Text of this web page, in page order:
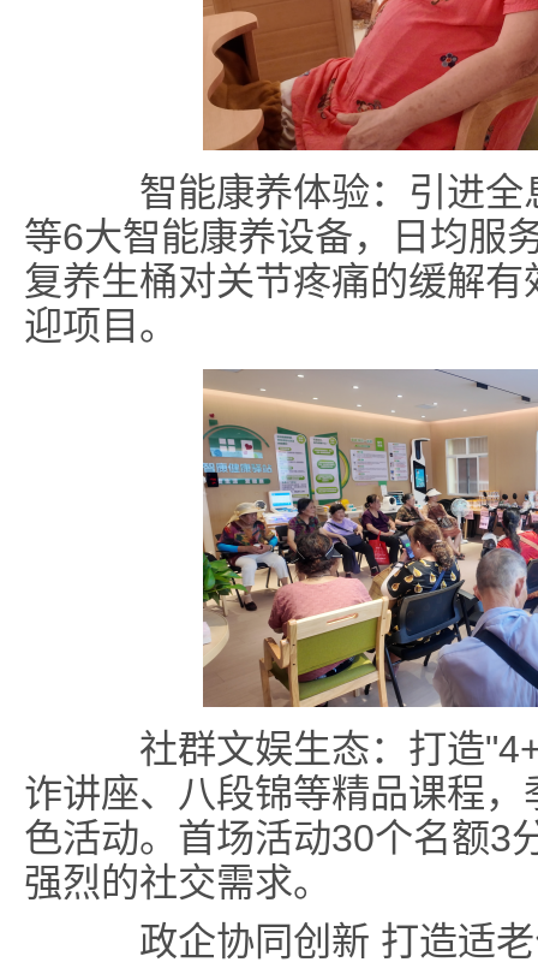
智能康养体验：引进全
等6大智能康养设备，日均服
复养生桶对关节疼痛的缓解
迎项目。
社群文娱生态：打造
诈讲座、八段锦等精品课程
色活动。首场活动30个名额3
强烈的社交需求。
政企协同创新 打造适老